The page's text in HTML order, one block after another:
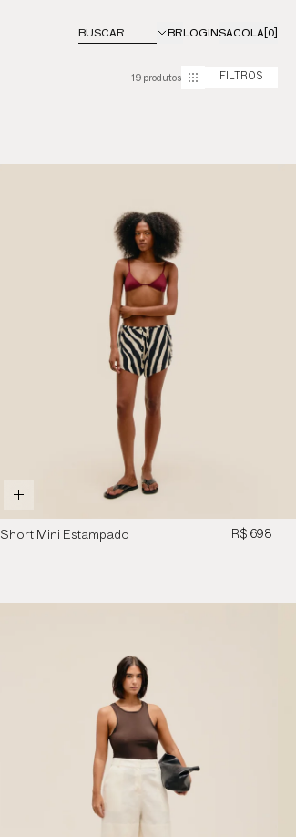
BUSCAR BRLOGINSACOLA[0]
19 produtos FILTROS
Short Mini Estampado
R$ 698